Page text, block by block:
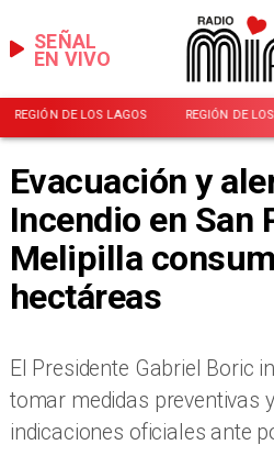
EN VIVO
SEÑAL
REGIÓN DE LOS LAGOS REGIÓN DE
Evacuación y
Incendio en San
Melipilla
hectáreas
El Presidente Gabriel Boric
tomar medidas preventivas
indicaciones oficiales ante